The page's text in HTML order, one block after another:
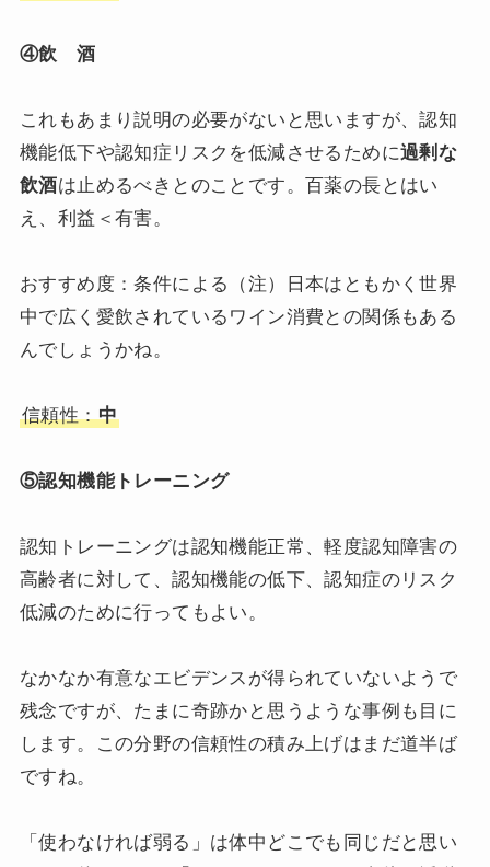
④飲 酒
これもあまり説明の必要がないと思いますが、認知
機能低下や認知症リスクを低減させるために過剰な
飲酒は止めるべきとのことです。百薬の長とはい
え、利益＜有害。
おすすめ度：条件による（注）日本はともかく世界
中で広く愛飲されているワイン消費との関係もある
んでしょうかね。
信頼性：中
⑤認知機能トレーニング
認知トレーニングは認知機能正常、軽度認知障害の
高齢者に対して、認知機能の低下、認知症のリスク
低減のために行ってもよい。
なかなか有意なエビデンスが得られていないようで
残念ですが、たまに奇跡かと思うような事例も目に
します。この分野の信頼性の積み上げはまだ道半ば
ですね。
「使わなければ弱る」は体中どこでも同じだと思い